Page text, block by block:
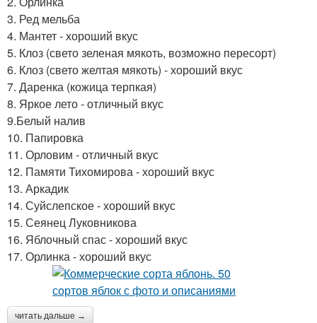
3. Ред мельба
4. Мантет - хороший вкус
5. Клоз (свето зеленая мякоть, возможно пересорт)
6. Клоз (свето желтая мякоть) - хороший вкус
7. Даренка (кожица терпкая)
8. Яркое лето - отличный вкус
9.Белый налив
10. Папировка
11. Орловим - отличный вкус
12. Памяти Тихомирова - хороший вкус
13. Аркадик
14. Суйслепское - хороший вкус
15. Сеянец Луковникова
16. Яблочный спас - хороший вкус
17. Орлинка - хороший вкус
читать дальше →